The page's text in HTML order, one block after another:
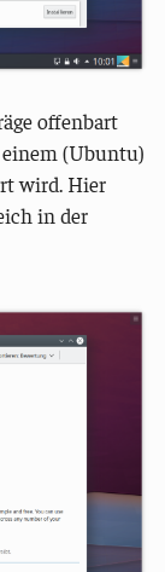
offenbart
einem (Ubuntu)
wird. Hier
in der